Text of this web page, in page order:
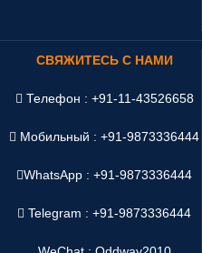
СВЯЖИТЕСЬ С НАМИ
Телефон : +91-11-43526658
Мобильный : +91-9873336444
WhatsApp :+91-9873336444
Telegram : +91-9873336444